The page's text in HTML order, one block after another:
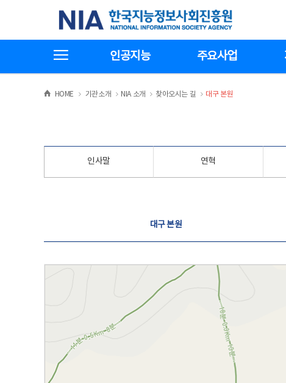
기
한국지능정보사회진흥원
인공지능 주요사업
HOME >
기관소개 >NIA 소개 >
찾아오시는 길 >
대구 본원
인사말 연혁
대구 본원